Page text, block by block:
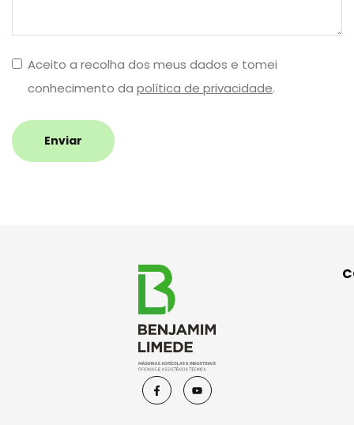
Aceito a recolha dos meus dados e tomei
conhecimento da política de privacidade.
Enviar